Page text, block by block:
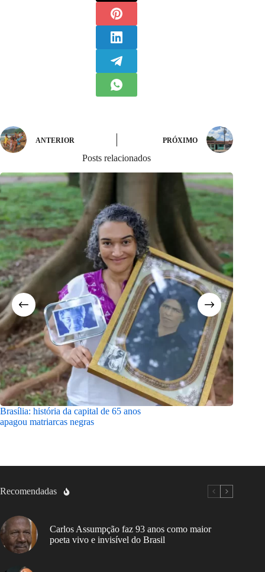
ANTERIOR PRÓXIMO
Posts relacionados
Brasília: história da capital de 65 anos
apagou matriarcas negras
Recomendadas
Carlos Assumpção faz 93 anos como maior
poeta vivo e invisível do Brasil